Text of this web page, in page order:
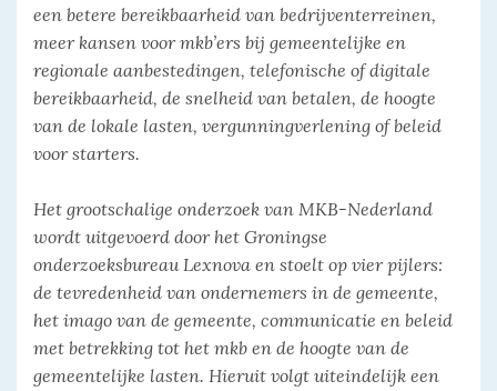
een betere bereikbaarheid van bedrijventerreinen,
meer kansen voor mkb’ers bij gemeentelijke en
regionale aanbestedingen, telefonische of digitale
bereikbaarheid, de snelheid van betalen, de hoogte
van de lokale lasten, vergunningverlening of beleid
voor starters.
Het grootschalige onderzoek van MKB-Nederland
wordt uitgevoerd door het Groningse
onderzoeksbureau Lexnova en stoelt op vier pijlers:
de tevredenheid van ondernemers in de gemeente,
het imago van de gemeente, communicatie en beleid
met betrekking tot het mkb en de hoogte van de
gemeentelijke lasten. Hieruit volgt uiteindelijk een